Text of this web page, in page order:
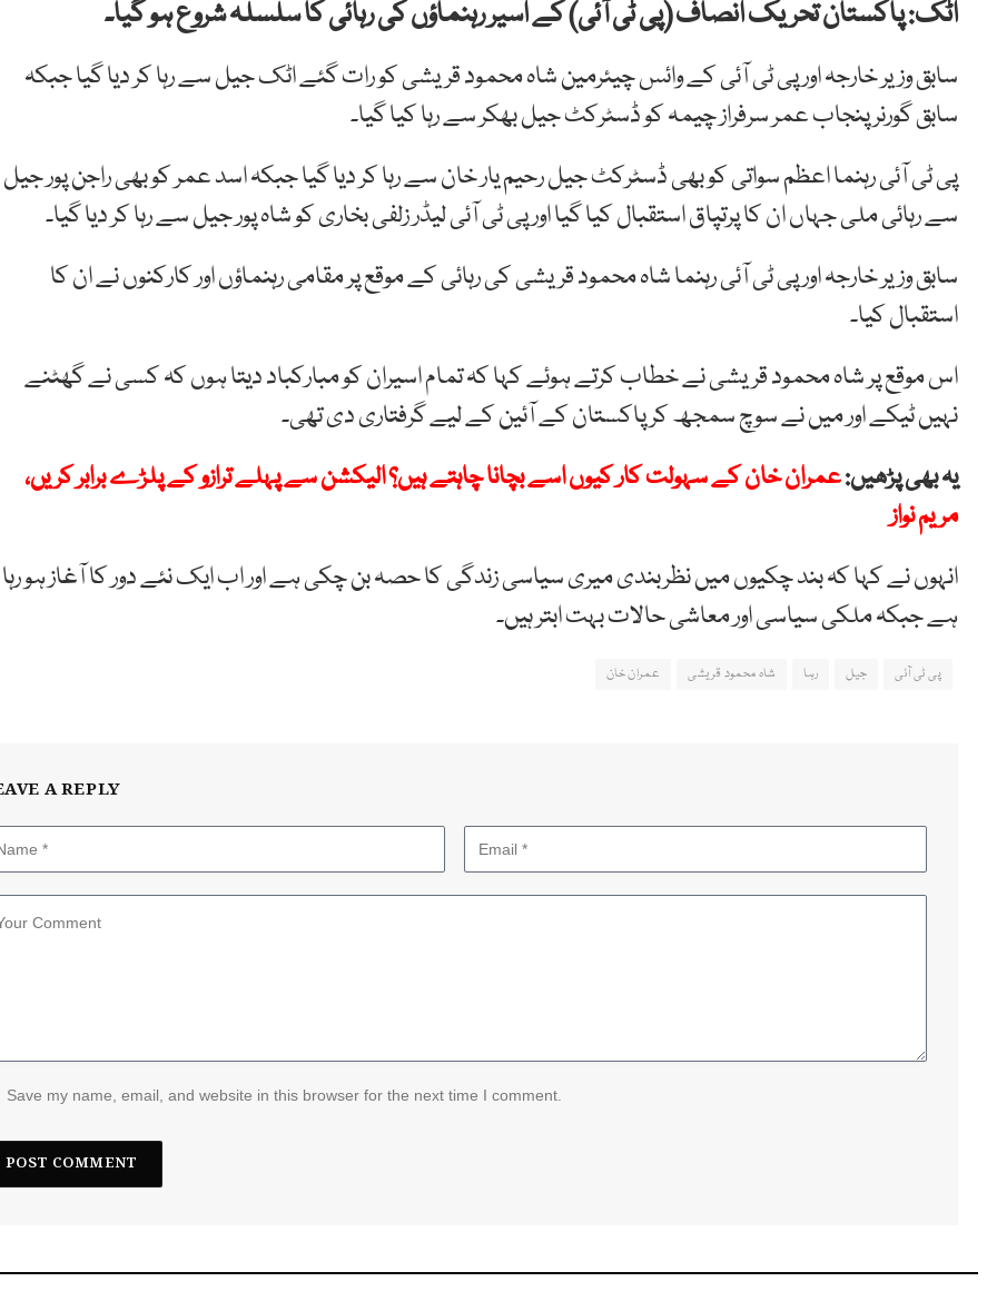
اٹک: پاکستان تحریک انصاف (پی ٹی آئی) کے اسیر رہنماؤں کی رہائی کا سلسلہ شروع ہو گیا۔
سابق وزیر خارجہ اور پی ٹی آئی کے وائس چیئرمین شاہ محمود قریشی کو رات گئے اٹک جیل سے رہا کر دیا گیا جبکہ
سابق گورنر پنجاب عمر سرفراز چیمہ کو ڈسٹرکٹ جیل بھکر سے رہا کیا گیا۔
پی ٹی آئی رہنما اعظم سواتی کو بھی ڈسٹرکٹ جیل رحیم یار خان سے رہا کر دیا گیا جبکہ اسد عمر کو بھی راجن پور جیل
سے رہائی ملی جہاں ان کا پرتپاق استقبال کیا گیا اور پی ٹی آئی لیڈر زلفی بخاری کو شاہ پور جیل سے رہا کر دیا گیا۔
سابق وزیر خارجہ اور پی ٹی آئی رہنما شاہ محمود قریشی کی رہائی کے موقع پر مقامی رہنماؤں اور کارکنوں نے ان کا
استقبال کیا۔
اس موقع پر شاہ محمود قریشی نے خطاب کرتے ہوئے کہا کہ تمام اسیران کو مبارکباد دیتا ہوں کہ کسی نے گھٹنے
نہیں ٹیکے اور میں نے سوچ سمجھ کر پاکستان کے آئین کے لیے گرفتاری دی تھی۔
یہ بھی پڑھیں:عمران خان کے سہولت کار کیوں اسے بچانا چاہتے ہیں؟ الیکشن سے پہلے ترازو کے پلڑے برابر کریں،
مریم نواز
انہوں نے کہا کہ بند چکیوں میں نظربندی میری سیاسی زندگی کا حصہ بن چکی ہے اور اب ایک نئے دور کا آغاز ہو رہا
ہے جبکہ ملکی سیاسی اور معاشی حالات بہت ابتر ہیں۔
پی ٹی آئی جیل رہا شاہ محمود قریشی عمران خان
A REPLY
Save my name, email, and website in this browser for the next time I comment.